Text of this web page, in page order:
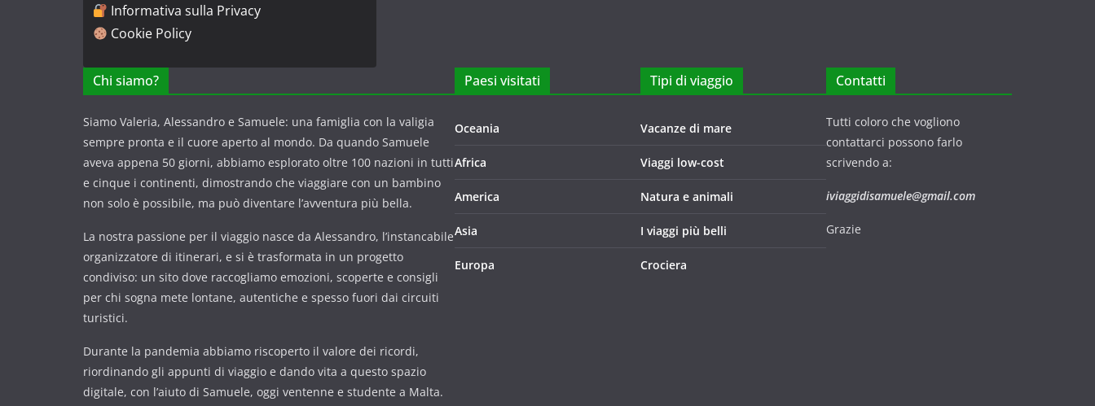
Informativa sulla Privacy
Cookie Policy
Chi siamo?
Siamo Valeria, Alessandro e Samuele: una famiglia con la valigia
sempre pronta e il cuore aperto al mondo. Da quando Samuele
aveva appena 50 giorni, abbiamo esplorato oltre 100 nazioni in tutti
e cinque i continenti, dimostrando che viaggiare con un bambino
non solo è possibile, ma può diventare l’avventura più bella.
La nostra passione per il viaggio nasce da Alessandro, l’instancabile
organizzatore di itinerari, e si è trasformata in un progetto
condiviso: un sito dove raccogliamo emozioni, scoperte e consigli
per chi sogna mete lontane, autentiche e spesso fuori dai circuiti
turistici.
Durante la pandemia abbiamo riscoperto il valore dei ricordi,
riordinando gli appunti di viaggio e dando vita a questo spazio
digitale, con l’aiuto di Samuele, oggi ventenne e studente a Malta.
Paesi visitati
Oceania
Africa
America
Asia
Europa
Tipi di viaggio
Vacanze di mare
Viaggi low-cost
Natura e animali
I viaggi più belli
Crociera
Contatti
Tutti coloro che vogliono
contattarci possono farlo
scrivendo a:
iviaggidisamuele@gmail.com
Grazie